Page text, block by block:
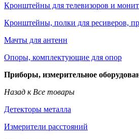
Кронштейны для телевизоров и
Кронштейны, полки для ресиверов,
Мачты для антенн
Опоры, комплектующие для опор
Приборы, измерительное
Назад к Все товары
Детекторы металла
Измерители расстояний